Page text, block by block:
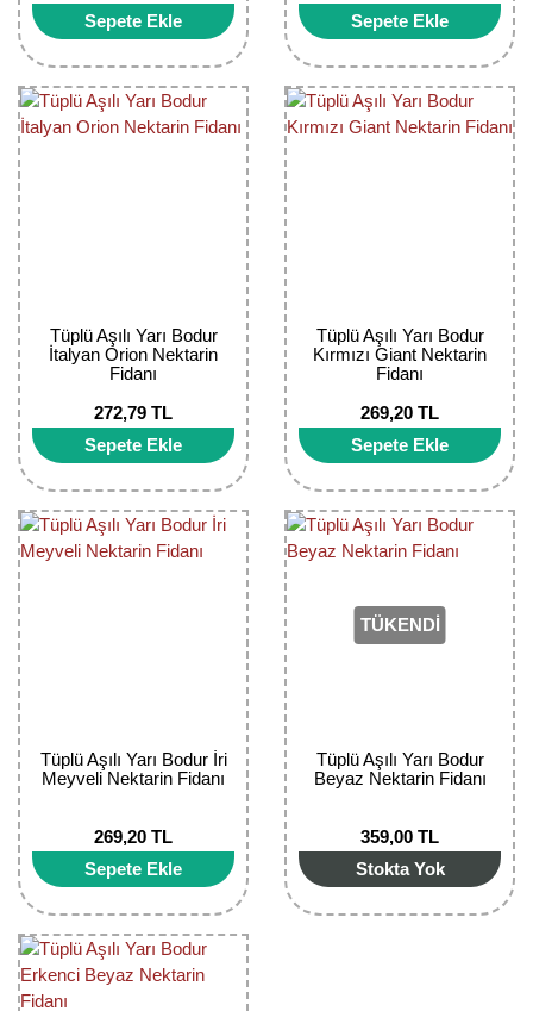
Sepete Ekle
Sepete Ekle
Tüplü Aşılı Yarı Bodur
İtalyan Orion Nektarin
Fidanı
272,79 TL
Sepete Ekle
Tüplü Aşılı Yarı Bodur
Kırmızı Giant Nektarin
Fidanı
269,20 TL
Sepete Ekle
Tüplü Aşılı Yarı Bodur İri
Meyveli Nektarin Fidanı
269,20 TL
Sepete Ekle
TÜKENDİ
Tüplü Aşılı Yarı Bodur
Beyaz Nektarin Fidanı
359,00 TL
Stokta Yok